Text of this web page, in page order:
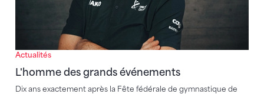
Actualités
L'homme des grands événements
Dix ans exactement après la Fête fédérale de gymnastique de